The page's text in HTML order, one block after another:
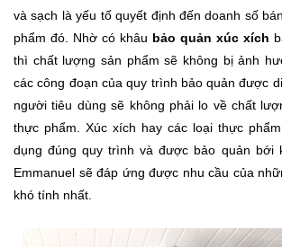
và sạch là yếu tố quyết định đến doanh số
phẩm đó. Nhờ có khâu bảo quản xúc xích
thì chất lượng sản phẩm sẽ không bị ảnh
các công đoạn của quy trình bảo quản được
người tiêu dùng sẽ không phải lo về chất
thực phẩm. Xúc xích hay các loại thực
dụng đúng quy trình và được bảo quản bới
Emmanuel sẽ đáp ứng được nhu cầu của
khó tính nhất.